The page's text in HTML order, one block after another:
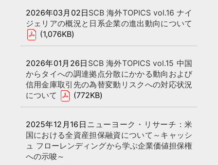
2026年03月02日SCB 海外TOPICS vol.16 ナイ
ジェリアの概況と日系企業の進出動向について
(1,076KB)
2026年01月26日 SCB 海外TOPICS vol.15 中国
からタイへの調達拠点分散にかかる動向および
信用金庫取引先の為替変動リスクへの対応状況
について
(772KB)
2025年12月16日 ニューヨーク・リサーチ：米
国における全資産担保融資について～キャッシ
ュ フローレンディングから学ぶ企業価値担保権
への示唆～